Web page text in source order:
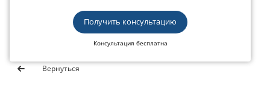
Получить консультацию
Консультация бесплатна
Вернуться